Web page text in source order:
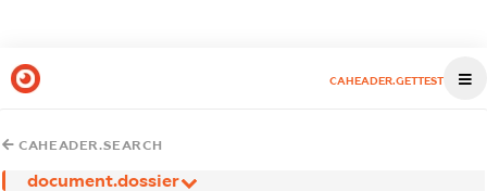
CAHEADER.GETTEST
CAHEADER.SEARCH
document.dossier